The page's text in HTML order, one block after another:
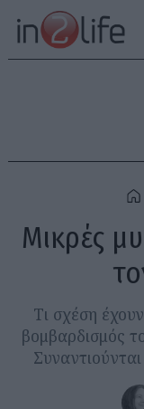
Μικρές
Τι σχέση
βομβαρδισμός